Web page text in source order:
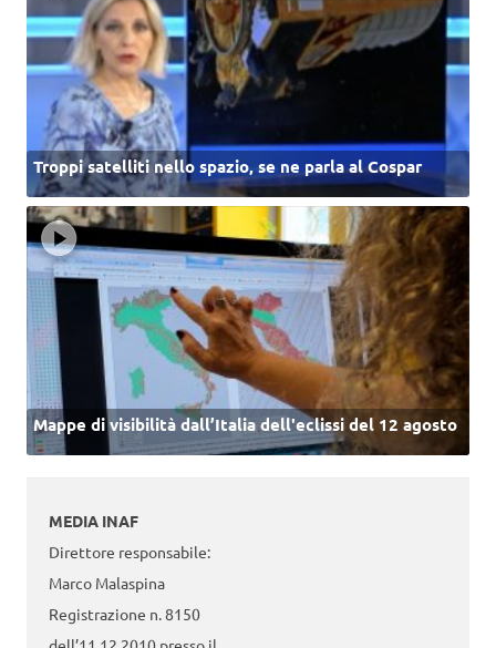
Troppi satelliti nello spazio, se ne parla al Cospar
Mappe di visibilità dall’Italia dell'eclissi del 12 agosto
MEDIA INAF
Direttore responsabile:
Marco Malaspina
Registrazione n. 8150